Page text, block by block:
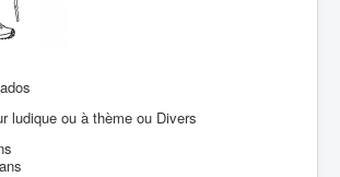
ludique ou à thème ou Divers